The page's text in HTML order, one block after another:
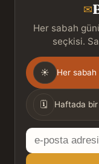
✉
Her sabah
seçkisi.
Gönderim
sıklığı
☀ Her sabah
🗓 Haftada
E-
posta